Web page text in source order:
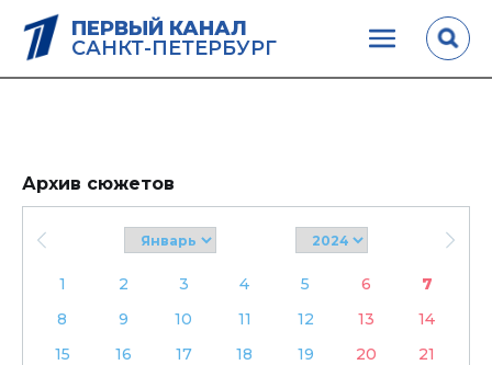
ПЕРВЫЙ КАНАЛ
САНКТ-ПЕТЕРБУРГ
Архив сюжетов
1 2 3 4 5 6
7
8
9 10 11 12 13
14
15
16 17 18 19 20
21